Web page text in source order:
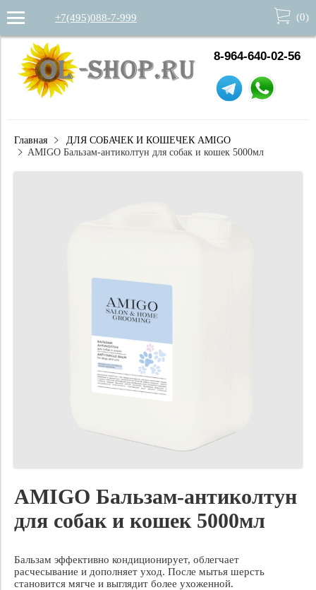
+7(495)088-7-999 (0)
8-964-640-02-56
Главная
ДЛЯ СОБАЧЕК И КОШЕЧЕК AMIGO
AMIGO Бальзам-антиколтун для собак и кошек 5000мл
AMIGO Бальзам-антиколтун
для собак и кошек 5000мл
Бальзам эффективно кондиционирует, облегчает
расчесывание и дополняет уход. После мытья шерсть
становится мягче и выглядит более ухоженной.